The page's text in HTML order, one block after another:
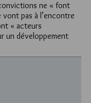
ne « font
vont pas à l’encontre
« acteurs
un développement